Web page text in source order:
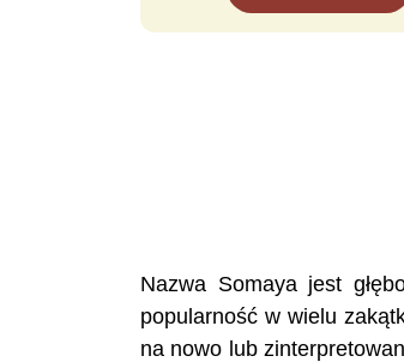
Nazwa Somaya jest
popularność w wielu
na nowo lub